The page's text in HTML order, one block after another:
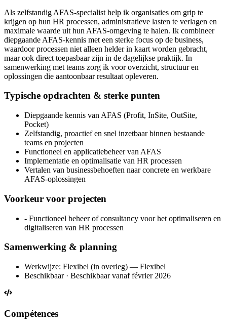
Als zelfstandig AFAS-specialist help ik organisaties om grip te
krijgen op hun HR processen, administratieve lasten te verlagen en
maximale waarde uit hun AFAS-omgeving te halen. Ik combineer
diepgaande AFAS-kennis met een sterke focus op de business,
waardoor processen niet alleen helder in kaart worden gebracht,
maar ook direct toepasbaar zijn in de dagelijkse praktijk. In
samenwerking met teams zorg ik voor overzicht, structuur en
oplossingen die aantoonbaar resultaat opleveren.
Typische opdrachten & sterke punten
Diepgaande kennis van AFAS (Profit, InSite, OutSite,
Pocket)
Zelfstandig, proactief en snel inzetbaar binnen bestaande
teams en projecten
Functioneel en applicatiebeheer van AFAS
Implementatie en optimalisatie van HR processen
Vertalen van businessbehoeften naar concrete en werkbare
AFAS-oplossingen
Voorkeur voor projecten
- Functioneel beheer of consultancy voor het optimaliseren en
digitaliseren van HR processen
Samenwerking & planning
Werkwijze: Flexibel (in overleg) — Flexibel
Beschikbaar · Beschikbaar vanaf février 2026
Compétences